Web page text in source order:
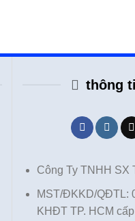
thông
Công Ty TNHH SX
MST/ĐKKD/QĐTL:
KHĐT TP. HCM